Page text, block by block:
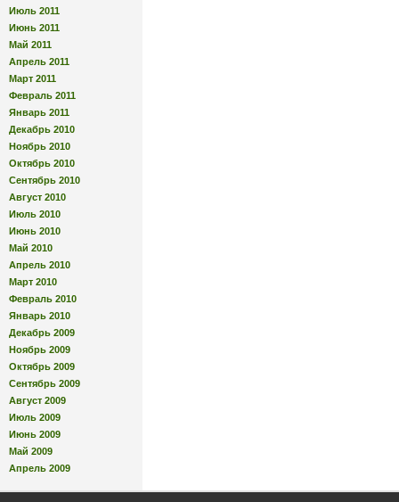
Июль 2011
Июнь 2011
Май 2011
Апрель 2011
Март 2011
Февраль 2011
Январь 2011
Декабрь 2010
Ноябрь 2010
Октябрь 2010
Сентябрь 2010
Август 2010
Июль 2010
Июнь 2010
Май 2010
Апрель 2010
Март 2010
Февраль 2010
Январь 2010
Декабрь 2009
Ноябрь 2009
Октябрь 2009
Сентябрь 2009
Август 2009
Июль 2009
Июнь 2009
Май 2009
Апрель 2009